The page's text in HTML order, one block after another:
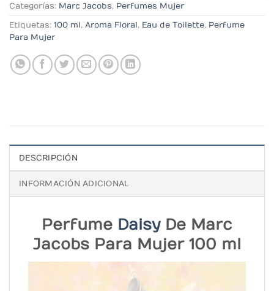
Categorías: Marc Jacobs, Perfumes Mujer
Etiquetas: 100 ml, Aroma Floral, Eau de Toilette, Perfume
Para Mujer
DESCRIPCIÓN
INFORMACIÓN ADICIONAL
Perfume DaisyDe Marc
Jacobs Para Mujer 100 ml